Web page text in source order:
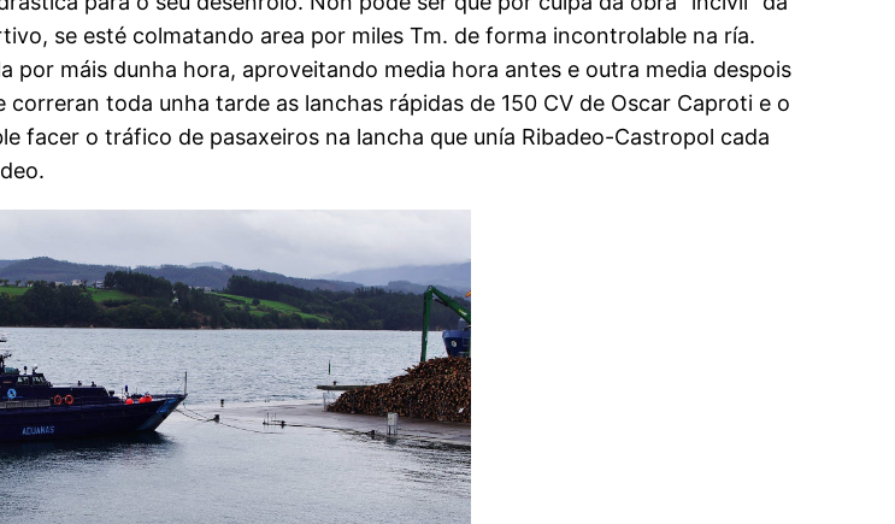
se esté colmatando area por miles Tm. de forma incontrolable na ría.
por máis dunha hora, aproveitando media hora antes e outra media despois
toda unha tarde as lanchas rápidas de 150 CV de Oscar Caproti e o
facer o tráfico de pasaxeiros na lancha que unía Ribadeo-Castropol cada